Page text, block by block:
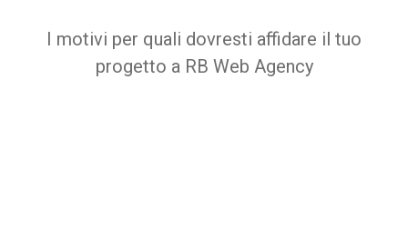
I motivi per quali dovresti affidare il tuo
progetto a RB Web Agency